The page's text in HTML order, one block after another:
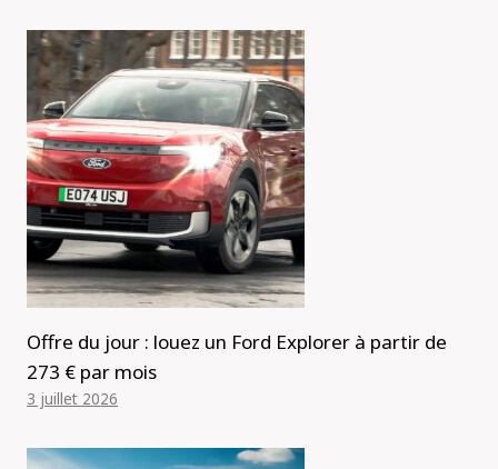
Offre du jour : louez un Ford Explorer à partir de
273 € par mois
3 juillet 2026